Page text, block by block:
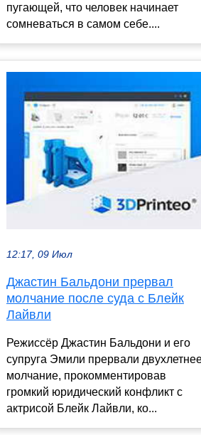
пугающей, что человек начинает
сомневаться в самом себе....
12:17, 09 Июл
Джастин Бальдони прервал
молчание после суда с Блейк
Лайвли
Режиссёр Джастин Бальдони и его
супруга Эмили прервали
молчание, прокомментировав
громкий юридический конфликт с
актрисой Блейк Лайвли, ко...